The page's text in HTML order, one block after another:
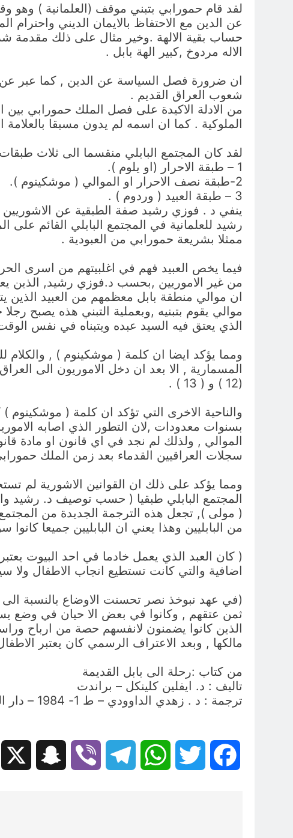
لقد قام حمورابي بتبني موقف (العلمانية ) وهو
عن الدين مع الاحتفاظ بالايمان الديني واحترام
حساب بقية الالهة .وخير مثال على ذلك مقدمة
الاله مردوخ ,كبير الهة بابل .
ان ضرورة فصل السياسة عن الدين , كما عبر عن
شعوب العراق القديم .
من الادلة الاكيدة على فصل الملك حمورابي بين
الملوكية . كما ان اسمه لم يدون مسبقا بالعلامة
لقد كان المجتمع البابلي منقسما الى ثلاث
1 – طبقة الاحرار (او يلوم ).
2-طبقة نصف الاحرار او الموالي ( موشكينوم ).
3 – طبقة العبيد ( وردوم ) .
ينفي د . فوزي رشيد صفة الطبقية عن الاشوريين
رشيد للعلمانية في المجتمع البابلي القائم على
ممثلا بشريعة حمورابي من العبودية .
فيما يخص العبيد فهم في اغلبيتهم من اسرى
من غير الاموريين ,بحسب د.فوزي رشيد, الذين
ان موالي منطقة بابل معظمهم من العبيد الذين
موالي يقوم بتبنيه ,وبعملية التبني هذه يصبح
الذي يعتق فيه السيد عبده ويتبناه في نفس الوقت
ومما يؤكد ايضا ان كلمة ( موشكينوم ) ,
المسمارية , الا بعد ان دخل الاموريون الى
(12 ) و ( 13 ) .
والناحية الاخرى التي تؤكد ان كلمة (
بسنوات معدودات ,لان التطور الذي اصابه
الموالي , ولذلك لم نجد في اي قانون او مادة
سجلات العراقيين القدماء بعد زمن الملك
ومما يؤكد على ذلك ان القوانين الاشورية
المجتمع البابلي طبقيا ( حسب توصيف د. رشيد
( مولى ), تجعل هذه الترجمة الجديدة من المجتمع
من البابليين وهذا يعني ان البابليين جميعا
( كان العبد الذي يعمل خادما في احد البيوت
اضافية والتي كانت تستطيع انجاب الاطفال
(في عهد نبوخذ نصر تحسنت الاوضاع بالنسبة
ثمن عتقهم , وكانوا في بعض الا حيان في وضع
الذين كانوا يضمنون لانفسهم حصة من ارباح
مالكها , وبعد الاعتراف الرسمي كان يعتبر
من كتاب :رحلة الى بابل القديمة
تاليف : د. ايفلين كلينكل – براندت
ترجمة : د . زهدي الداوودي – ط 1- 1984 – دار المدى سورية –لبنان – العراق.
Facebook
Twitter
WhatsApp
Telegram
Viber
Snapchat